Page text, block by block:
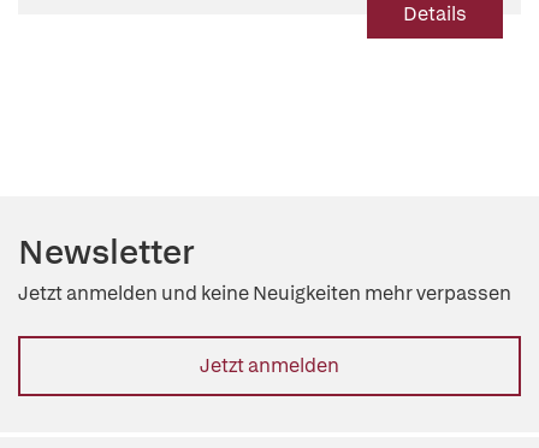
Details
Newsletter
Jetzt anmelden und keine Neuigkeiten mehr verpassen
Jetzt anmelden